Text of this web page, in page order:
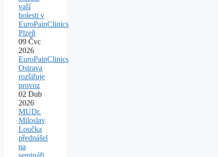
vaší
bolesti v
EuroPainClinics
Plzeň
09 Čvc
2026
EuroPainClinics
Ostrava
rozšiřuje
provoz
02 Dub
2026
MUDr.
Miloslav
Loučka
přednášel
na
semináři